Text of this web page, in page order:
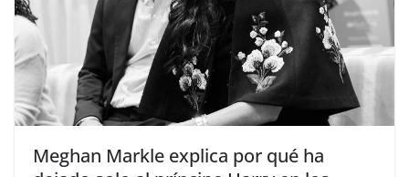
​Meghan Markle explica por qué ha